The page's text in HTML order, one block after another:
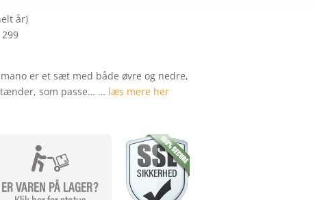
år)
er et sæt med både øvre og nedre,
som passe… … læs mere her